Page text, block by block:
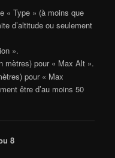
« Type » (à moins que
d’altitude ou seulement
».
mètres) pour « Max Alt ».
pour « Max
être d’au moins 50
8